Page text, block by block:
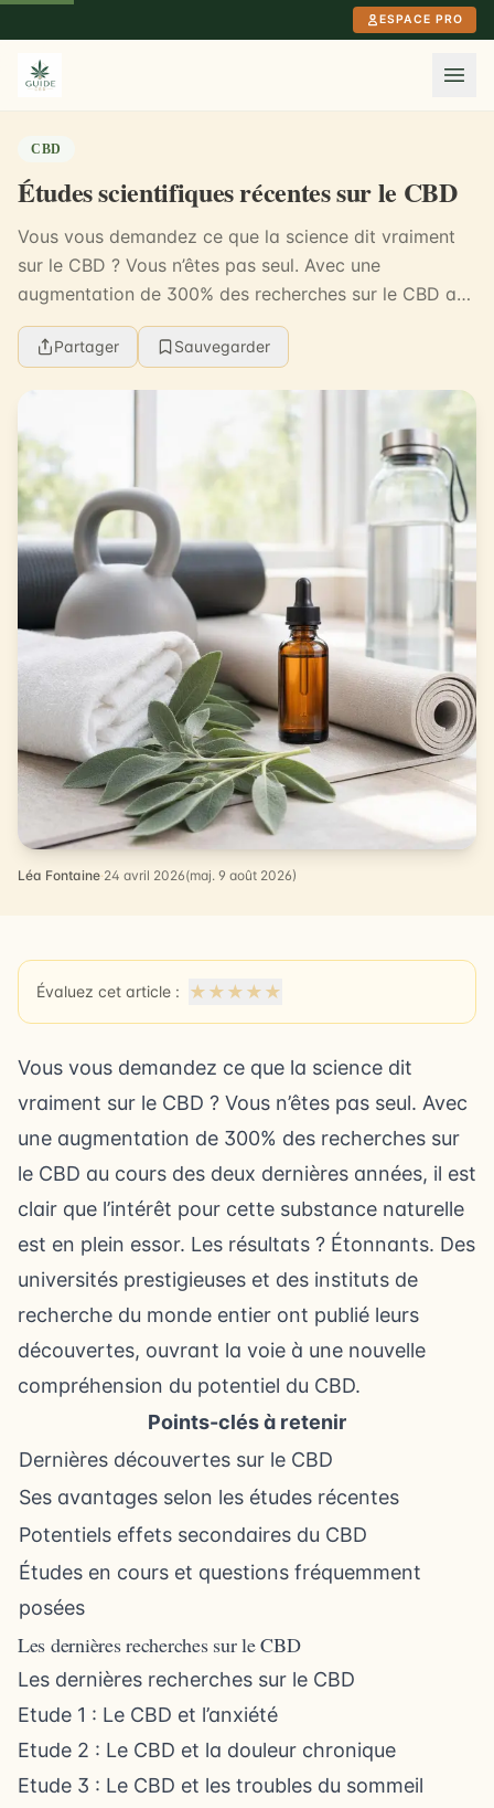
ESPACE PRO
CBD
Études scientifiques récentes sur le CBD
Vous vous demandez ce que la science dit vraiment
sur le CBD ? Vous n’êtes pas seul. Avec une
augmentation de 300% des recherches sur le CBD au
cours des deux dernières années, il est clair que
l’inté...Partager Sauvegarder
Léa Fontaine·24 avril 2026(maj. 9 août 2026)
Évaluez cet article : ★ ★ ★ ★ ★
Vous vous demandez ce que la science dit
vraiment sur le CBD ? Vous n’êtes pas seul. Avec
une augmentation de 300% des recherches sur
le CBD au cours des deux dernières années, il est
clair que l’intérêt pour cette substance naturelle
est en plein essor. Les résultats ? Étonnants. Des
universités prestigieuses et des instituts de
recherche du monde entier ont publié leurs
découvertes, ouvrant la voie à une nouvelle
compréhension du potentiel du CBD.
Points-clés à retenir
Dernières découvertes sur le CBD
Ses avantages selon les études récentes
Potentiels effets secondaires du CBD
Études en cours et questions fréquemment
posées
Les dernières recherches sur le CBD
Les dernières recherches sur le CBD
Etude 1 : Le CBD et l’anxiété
Etude 2 : Le CBD et la douleur chronique
Etude 3 : Le CBD et les troubles du sommeil